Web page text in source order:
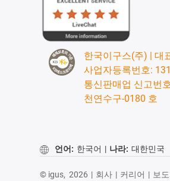
한국이구스(주) | 대
사업자등록번호:
통신판매업 신고번
천연수구-0180 호
언어: 한국어 | 나라: 대한민국
© igus, 2026 | 회사 | 커리어 | 보